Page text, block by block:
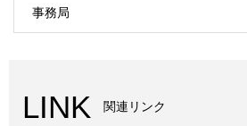
事務局
LINK 関連リンク